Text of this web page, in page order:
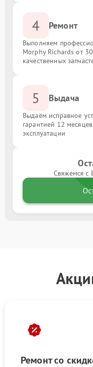
4 Ремонт
Выполняем
Morphy Richards от
качественных
5 Выдача
Выдаём исправное
гарантией 12
эксплуатации
Свяжемся с
Ремонт со